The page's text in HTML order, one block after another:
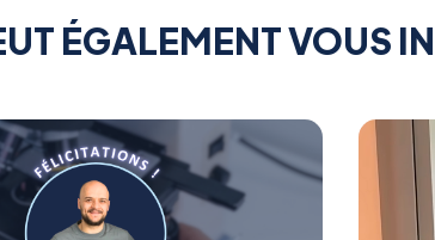
ÉGALEMENT VOUS